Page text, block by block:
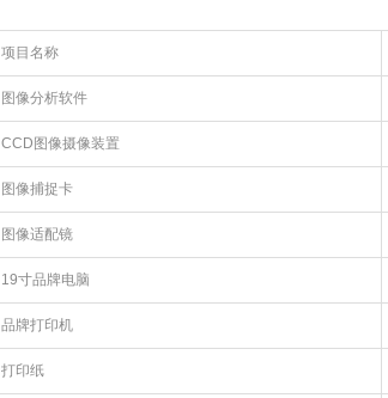
项目名称
图像分析软件
CCD图像摄像装置
图像捕捉卡
图像适配镜
19寸品牌电脑
品牌打印机
打印纸